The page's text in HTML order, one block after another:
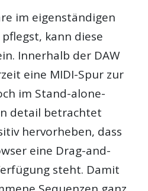
im eigenständigen
kann diese
Innerhalb der DAW
eine MIDI-Spur zur
im Stand-alone-
detail betrachtet
hervorheben, dass
eine Drag-and-
steht. Damit